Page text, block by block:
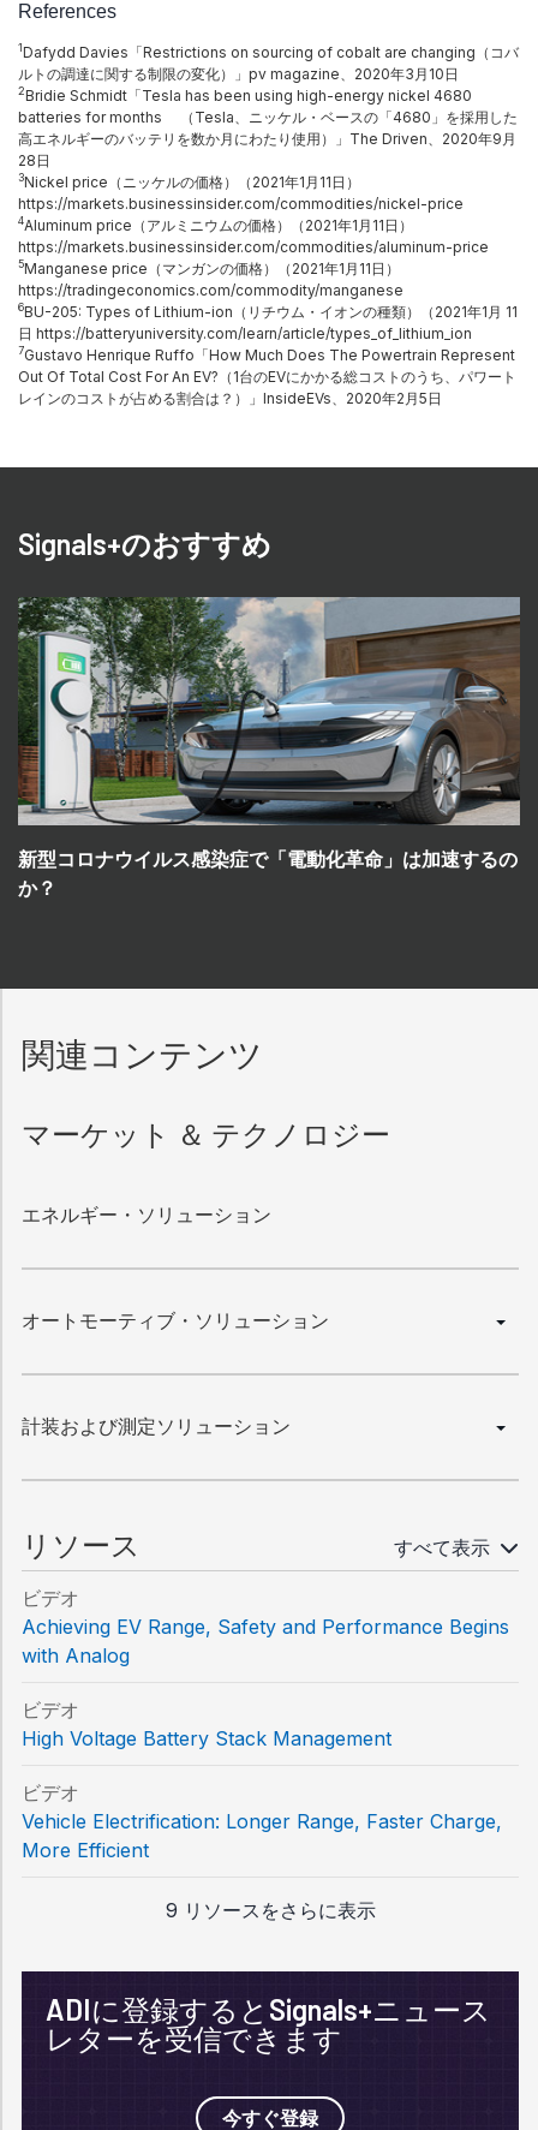
References
1Dafydd Davies「Restrictions on sourcing of cobalt are changing（コバ
ルトの調達に関する制限の変化）」pv magazine、2020年3月10日
2Bridie Schmidt「Tesla has been using high-energy nickel 4680
batteries for months （Tesla、ニッケル・ベースの「4680」を採用した
高エネルギーのバッテリを数か月にわたり使用）」The Driven、2020年9月
28日
3Nickel price（ニッケルの価格）（2021年1月11日）
https://markets.businessinsider.com/commodities/nickel-price
4Aluminum price（アルミニウムの価格）（2021年1月11日）
https://markets.businessinsider.com/commodities/aluminum-price
5Manganese price（マンガンの価格）（2021年1月11日）
https://tradingeconomics.com/commodity/manganese
6BU-205: Types of Lithium-ion（リチウム・イオンの種類）（2021年1月 11
日 https://batteryuniversity.com/learn/article/types_of_lithium_ion
7Gustavo Henrique Ruffo「How Much Does The Powertrain Represent
Out Of Total Cost For An EV?（1台のEVにかかる総コストのうち、パワート
レインのコストが占める割合は？）」InsideEVs、2020年2月5日
Signals+のおすすめ
新型コロナウイルス感染症で「電動化革命」は加速するの
か？
関連コンテンツ
マーケット ＆ テクノロジー
エネルギー・ソリューション
オートモーティブ・ソリューション
計装および測定ソリューション
リソース すべて表示
ビデオ
Achieving EV Range, Safety and Performance Begins
with Analog
ビデオ
High Voltage Battery Stack Management
ビデオ
Vehicle Electrification: Longer Range, Faster Charge,
More Efficient
9 リソースをさらに表示
ADIに登録するとSignals+ニュース
レターを受信できます
今すぐ登録